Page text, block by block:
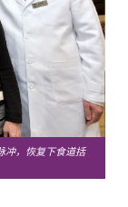
冲，恢复下食道括